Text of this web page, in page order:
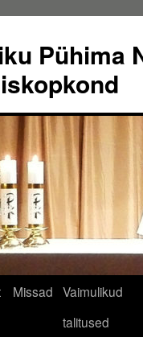
Pühima
Missad Vaimulikud
talitused